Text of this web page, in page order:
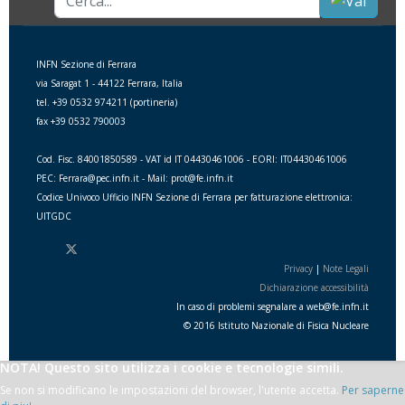
INFN Sezione di Ferrara
via Saragat 1 - 44122 Ferrara, Italia
tel. +39 0532 974211 (portineria)
fax +39 0532 790003
Cod. Fisc. 84001850589 - VAT id IT 04430461006 - EORI: IT04430461006
PEC: Ferrara@pec.infn.it - Mail: prot@fe.infn.it
Codice Univoco Ufficio INFN Sezione di Ferrara per fatturazione elettronica:
UITGDC
Privacy | Note Legali
Dichiarazione accessibilità
In caso di problemi segnalare a web@fe.infn.it
© 2016 Istituto Nazionale di Fisica Nucleare
NOTA! Questo sito utilizza i cookie e tecnologie simili.
Se non si modificano le impostazioni del browser, l'utente accetta. Per saperne